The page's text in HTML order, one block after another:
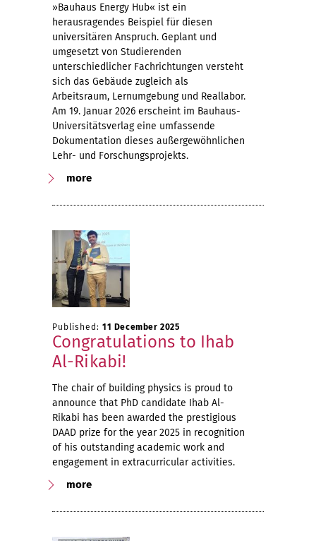
»Bauhaus Energy Hub« ist ein
herausragendes Beispiel für diesen
universitären Anspruch. Geplant und
umgesetzt von Studierenden
unterschiedlicher Fachrichtungen versteht
sich das Gebäude zugleich als
Arbeitsraum, Lernumgebung und Reallabor.
Am 19. Januar 2026 erscheint im Bauhaus-
Universitätsverlag eine umfassende
Dokumentation dieses außergewöhnlichen
Lehr- und Forschungsprojekts.
more
Published: 11 December 2025
Congratulations to Ihab
Al-Rikabi!
The chair of building physics is proud to
announce that PhD candidate Ihab Al-
Rikabi has been awarded the prestigious
DAAD prize for the year 2025 in recognition
of his outstanding academic work and
engagement in extracurricular activities.
more